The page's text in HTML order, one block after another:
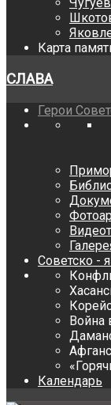
Карта
СЛАВА
Герои
Советско -
Война
Календарь